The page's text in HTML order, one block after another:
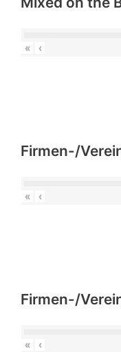
« ‹
Firmen-/
« ‹
Firmen-/
« ‹